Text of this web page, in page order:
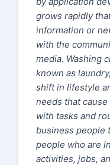
grows rapidly
information or
with the
media. Washing
known as
shift in lifestyle
needs that
with tasks and
business people
people who are
activities, jobs,